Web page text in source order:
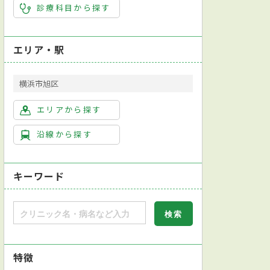
診療科目から探す
エリア・駅
横浜市旭区
エリアから探す
沿線から探す
キーワード
特徴